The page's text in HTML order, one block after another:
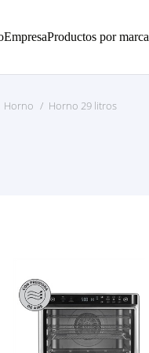
EmpresaProductos por marca
Horno / Horno 29 litros